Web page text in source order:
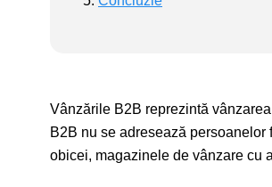
Vânzările B2B reprezintă
B2B nu se adresează
obicei, magazinele de vânzare cu